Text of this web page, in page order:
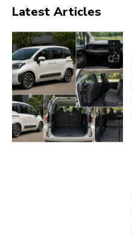
Latest Articles